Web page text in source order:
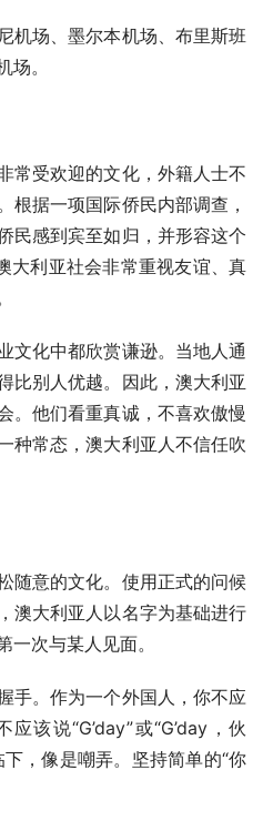
机场、墨尔本机场、布里斯班
。
常受欢迎的文化，外籍人士不
根据一项国际侨民内部调查，
民感到宾至如归，并形容这个
大利亚社会非常重视友谊、真
文化中都欣赏谦逊。当地人通
比别人优越。因此，澳大利亚
。他们看重真诚，不喜欢傲慢
种常态，澳大利亚人不信任吹
随意的文化。使用正式的问候
澳大利亚人以名字为基础进行
次与某人见面。
手。作为一个外国人，你不应
该说“G’day”或“G’day，伙
，像是嘲弄。坚持简单的“你